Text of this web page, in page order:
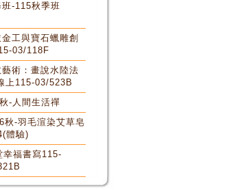
班-115秋季班
工與寶石蠟雕創
03/118F
藝術：畫說水陸法
上115-03/523B
-人間生活禪
秋-羽毛渲染艾草皂
體驗)
幸福書寫115-